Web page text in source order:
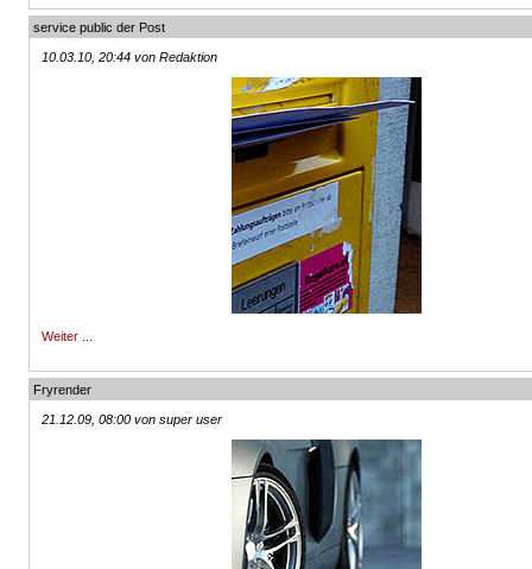
service public der Post
10.03.10, 20:44 von Redaktion
Weiter ...
Fryrender
21.12.09, 08:00 von super user